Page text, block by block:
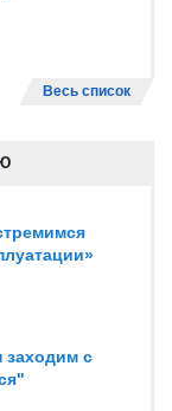
Весь список
заходим с